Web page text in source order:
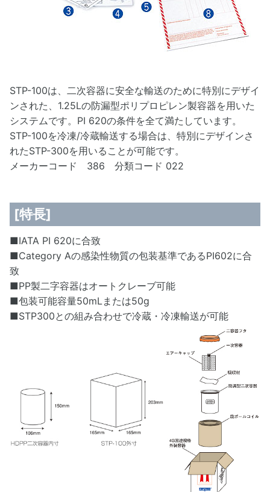
STP-100は、二次容器に安全な輸送のために特別にデザイ
ンされた、1.25Lの防漏型ポリプロピレン製容器を用いた
システムです。PI 620の条件を全て満たしています。
STP-100を冷凍/冷蔵輸送する場合は、特別にデザインさ
れたSTP-300を用いることが可能です。
メーカーコード 386 分類コード 022
[特長]
■IATA PI 620に合致
■Category Aの感染性物質の包装基準であるPI602に合
致
■PP製二字容器はオートクレーブ可能
■包装可能容量50mLまたは50g
■STP300との組み合わせで冷蔵・冷凍輸送が可能